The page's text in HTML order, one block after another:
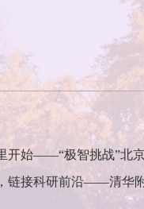
开始——“极智挑战”北
链接科研前沿——清华